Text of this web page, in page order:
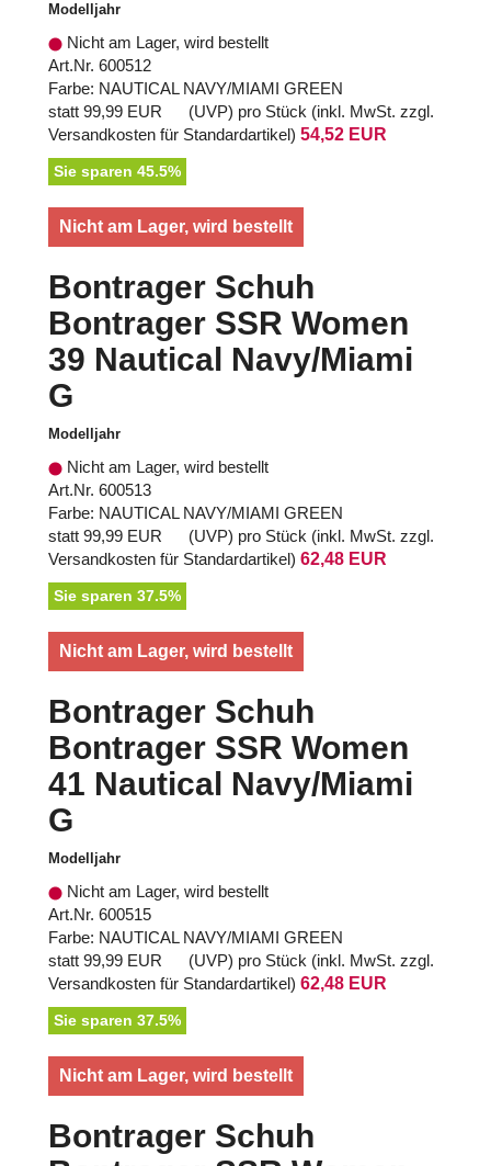
Modelljahr
Nicht am Lager, wird bestellt
Art.Nr. 600512
Farbe: NAUTICAL NAVY/MIAMI GREEN
statt 99,99 EUR (UVP) pro Stück (inkl. MwSt. zzgl.
Versandkosten für Standardartikel) 54,52 EUR
Sie sparen 45.5%
Nicht am Lager, wird bestellt
Bontrager Schuh
Bontrager SSR Women
39 Nautical Navy/Miami
G
Modelljahr
Nicht am Lager, wird bestellt
Art.Nr. 600513
Farbe: NAUTICAL NAVY/MIAMI GREEN
statt 99,99 EUR (UVP) pro Stück (inkl. MwSt. zzgl.
Versandkosten für Standardartikel) 62,48 EUR
Sie sparen 37.5%
Nicht am Lager, wird bestellt
Bontrager Schuh
Bontrager SSR Women
41 Nautical Navy/Miami
G
Modelljahr
Nicht am Lager, wird bestellt
Art.Nr. 600515
Farbe: NAUTICAL NAVY/MIAMI GREEN
statt 99,99 EUR (UVP) pro Stück (inkl. MwSt. zzgl.
Versandkosten für Standardartikel) 62,48 EUR
Sie sparen 37.5%
Nicht am Lager, wird bestellt
Bontrager Schuh